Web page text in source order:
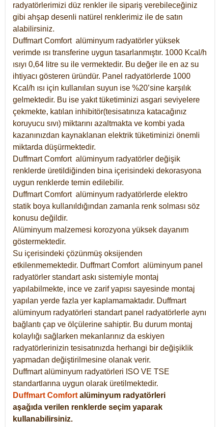
radyatörlerimizi düz renkler ile sipariş verebileceğiniz
gibi ahşap desenli natürel renklerimiz ile de satın
alabilirsiniz.
Duffmart Comfort alüminyum radyatörler yüksek
verimde ısı transferine uygun tasarlanmıştır. 1000 Kcal/h
ısıyı 0,64 litre su ile vermektedir. Bu değer ile en az su
ihtiyacı gösteren üründür. Panel radyatörlerde 1000
Kcal/h ısı için kullanılan suyun ise %20’sine karşılık
gelmektedir. Bu ise yakıt tüketiminizi asgari seviyelere
çekmekte, katılan inhibitör(tesisatınıza katacağınız
koruyucu sıvı) miktarını azaltmakta ve kombi yada
kazanınızdan kaynaklanan elektrik tüketiminizi önemli
miktarda düşürmektedir.
Duffmart Comfort alüminyum radyatörler değişik
renklerde üretildiğinden bina içerisindeki dekorasyona
uygun renklerde temin edilebilir.
DuffmartComfort alüminyum radyatörlerde elektro
statik boya kullanıldığından zamanla renk solması söz
konusu değildir.
Alüminyum malzemesi korozyona yüksek dayanım
göstermektedir.
Su içerisindeki çözünmüş oksijenden
etkilenmemektedir. DuffmartComfort alüminyum panel
radyatörler standart askı sistemiyle montaj
yapılabilmekte, ince ve zarif yapısı sayesinde montaj
yapılan yerde fazla yer kaplamamaktadır. Duffmart
alüminyum radyatörleri standart panel radyatörlerle aynı
bağlantı çap ve ölçülerine sahiptir. Bu durum montaj
kolaylığı sağlarken mekanlarınız da eskiyen
radyatörlerinizin tesisatınızda herhangi bir değişiklik
yapmadan değiştirilmesine olanak verir.
Duffmart alüminyum radyatörleri ISO VE TSE
standartlarına uygun olarak üretilmektedir.
Duffmart Comfort alüminyum radyatörleri
aşağıda verilen renklerde seçim yaparak
kullanabilirsiniz.